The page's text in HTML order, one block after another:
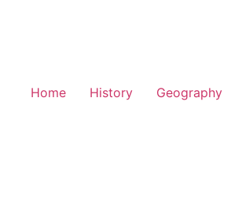
Home History Geography